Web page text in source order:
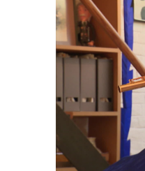
07 août 2026
Le Brussels
du 14 au 23